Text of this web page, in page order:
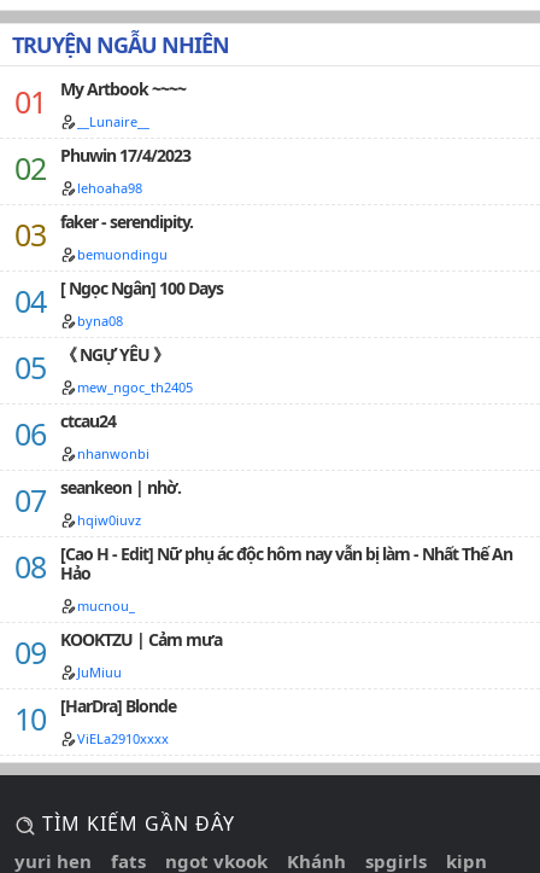
TRUYỆN NGẪU NHIÊN
My Artbook ~~~~
__Lunaire__
Phuwin 17/4/2023
lehoaha98
faker - serendipity.
bemuondingu
[ Ngọc Ngân] 100 Days
byna08
《 NGỰ YÊU 》
mew_ngoc_th2405
ctcau24
nhanwonbi
seankeon | nhờ.
hqiw0iuvz
[Cao H - Edit] Nữ phụ ác độc hôm nay vẫn bị làm - Nhất Thế An
Hảo
mucnou_
KOOKTZU | Cảm mưa
JuMiuu
[HarDra] Blonde
ViELa2910xxxx
TÌM KIẾM GẦN ĐÂY
yuri hen fats ngot vkook Khánh spgirls kipn